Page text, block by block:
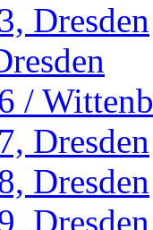
Dresden
/
Dresden
Dresden
Dresden